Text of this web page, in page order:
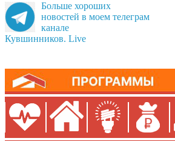
Больше хороших
новостей в моем телеграм
канале
Кувшинников. Live